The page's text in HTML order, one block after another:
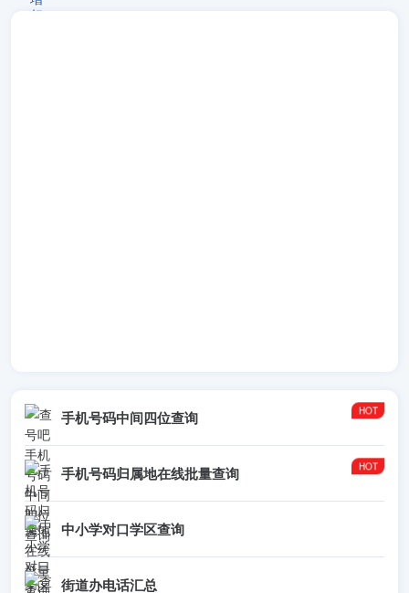
手机号码中间四位查询
手机号码归属地在线批量查询
中小学对口学区查询
街道办电话汇总